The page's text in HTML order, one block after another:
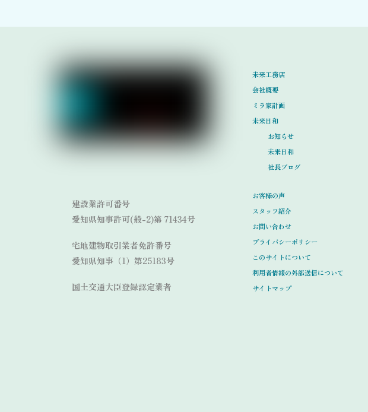
Link
建設業許可番号
愛知県知事許可(般-2)第 71434号
宅地建物取引業者免許番号
愛知県知事（1）第25183号
国土交通大臣登録認定業者
未来工務店
会社概要
ミラ家計画
未来日和
お知らせ
未来日和
社長ブログ
お客様の声
スタッフ紹介
お問い合わせ
プライバシーポリシー
このサイトについて
利用者情報の外部送信について
サイトマップ